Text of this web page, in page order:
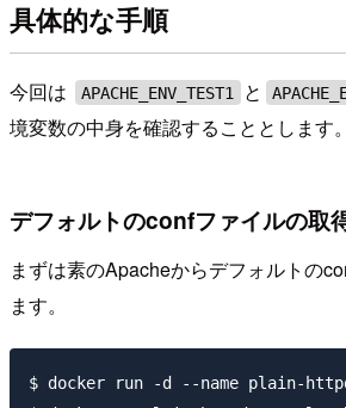
具体的な手順
今回は APACHE_ENV_TEST1 と
境変数の中身を確認することとします。
デフォルトのconfファイルの取
まずは素のApacheからデフォルトの
ます。
$ docker run -d --name plain-